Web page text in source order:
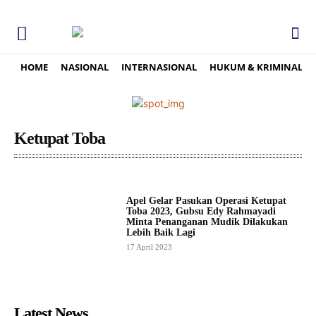
HOME NASIONAL INTERNASIONAL HUKUM & KRIMINAL
Ketupat Toba
Apel Gelar Pasukan Operasi Ketupat
Toba 2023, Gubsu Edy Rahmayadi
Minta Penanganan Mudik Dilakukan
Lebih Baik Lagi
17 April 2023